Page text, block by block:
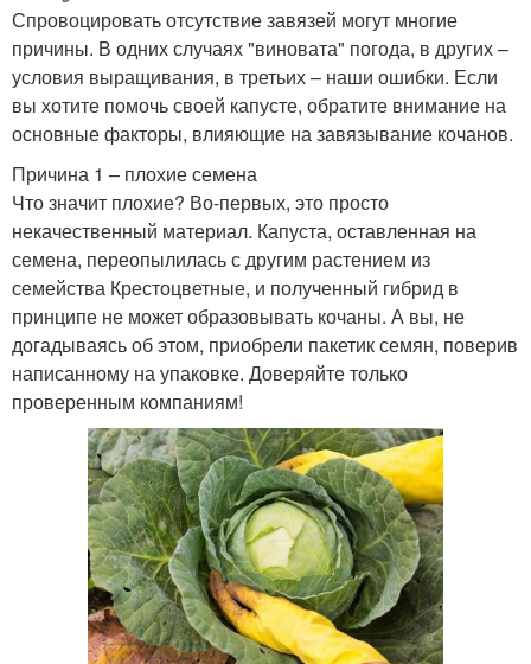
Спровоцировать отсутствие завязей могут многие
причины. В одних случаях "виновата" погода, в других –
условия выращивания, в третьих – наши ошибки. Если
вы хотите помочь своей капусте, обратите внимание на
основные факторы, влияющие на завязывание кочанов.
Причина 1 – плохие семена
Что значит плохие? Во-первых, это просто
некачественный материал. Капуста, оставленная на
семена, переопылилась с другим растением из
семейства Крестоцветные, и полученный гибрид в
принципе не может образовывать кочаны. А вы, не
догадываясь об этом, приобрели пакетик семян, поверив
написанному на упаковке. Доверяйте только
проверенным компаниям!